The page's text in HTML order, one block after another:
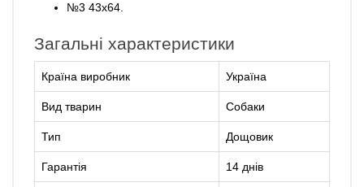
№3 43х64.
Загальні характеристики
Країна виробник Україна
Вид тварин Собаки
Тип Дощовик
Гарантія 14 днів